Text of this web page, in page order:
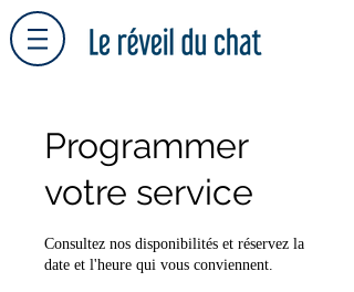
Programmer
votre service
Consultez nos disponibilités et réservez la
date et l'heure qui vous conviennent.